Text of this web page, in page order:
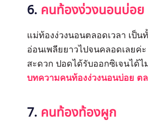
6. คนท้องง่วงนอนบ่อย
แม่ท้องง่วงนอนตลอดเวลา เป็
อ่อนเพลียยาวไปจนคลอดเลยค่
สะดวก ปอดได้รับออกซิเจนได้ไ
บทความคนท้องง่วงนอนบ่อย ตล
7. คนท้องท้องผูก